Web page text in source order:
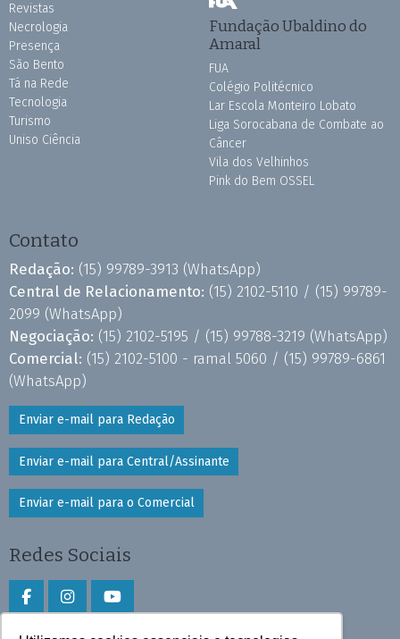
Revistas
Necrologia
Presença
São Bento
Tá na Rede
Tecnologia
Turismo
Uniso Ciência
Fundação Ubaldino do
Amaral
FUA
Colégio Politécnico
Lar Escola Monteiro Lobato
Liga Sorocabana de Combate ao
Câncer
Vila dos Velhinhos
Pink do Bem OSSEL
Contato
Redação: (15) 99789-3913 (WhatsApp)
Central de Relacionamento: (15) 2102-5110 / (15) 99789-
2099 (WhatsApp)
Negociação: (15) 2102-5195 / (15) 99788-3219 (WhatsApp)
Comercial: (15) 2102-5100 - ramal 5060 / (15) 99789-6861
(WhatsApp)
Enviar e-mail para Redação
Enviar e-mail para Central/Assinante
Enviar e-mail para o Comercial
Redes Sociais